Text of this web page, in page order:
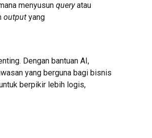
menyusun queryatau
output yang
Dengan bantuan AI,
yang berguna bagi bisnis
berpikir lebih logis,